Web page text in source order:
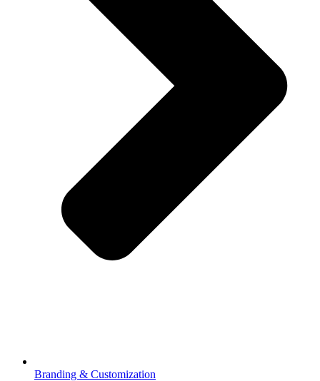
Branding & Customization